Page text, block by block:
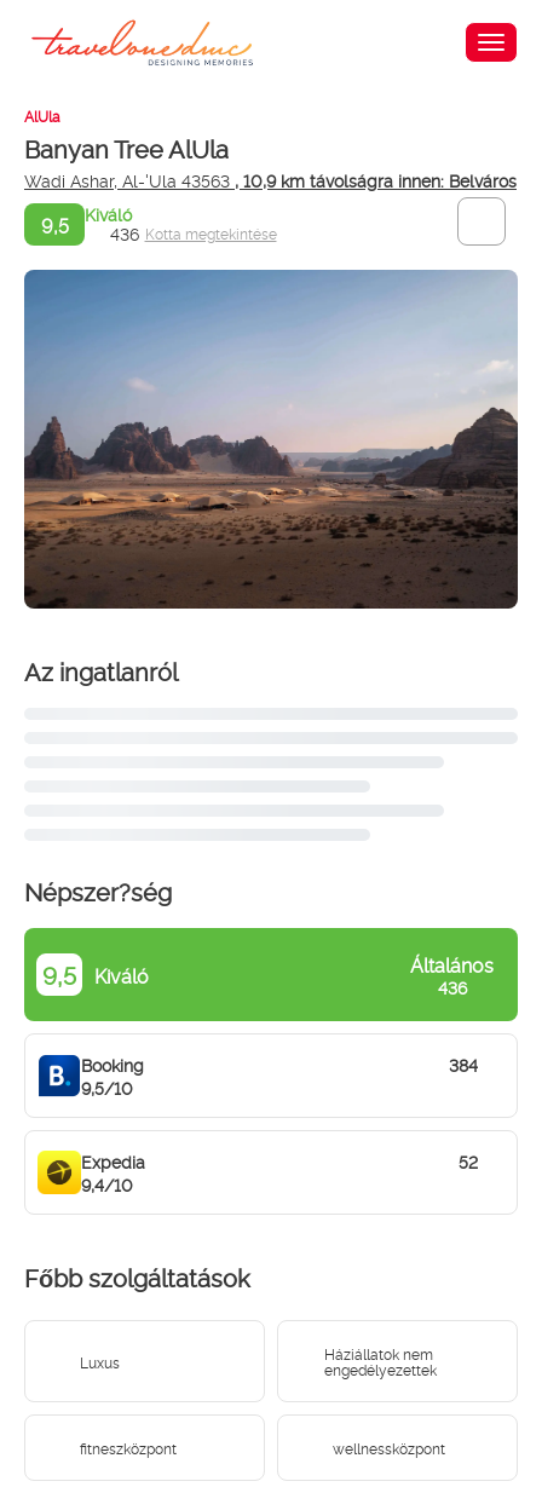
AlUla
Banyan Tree AlUla
Wadi Ashar, Al-'Ula 43563 , 10,9 km távolságra innen: Belváros
9,5
Kiváló
436 Kotta megtekintése
Az ingatlanról
Népszer?ség
9,5 Kiváló Általános
436
Booking
9,5/10
384
Expedia
9,4/10
52
Főbb szolgáltatások
Luxus Háziállatok nem
engedélyezettek
fitneszközpont wellnessközpont